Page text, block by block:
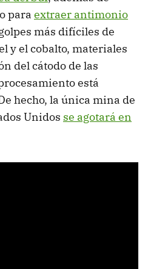
para extraer antimonio
más difíciles de
y el cobalto, materiales
del cátodo de las
está
hecho, la única mina de
Unidos se agotará en